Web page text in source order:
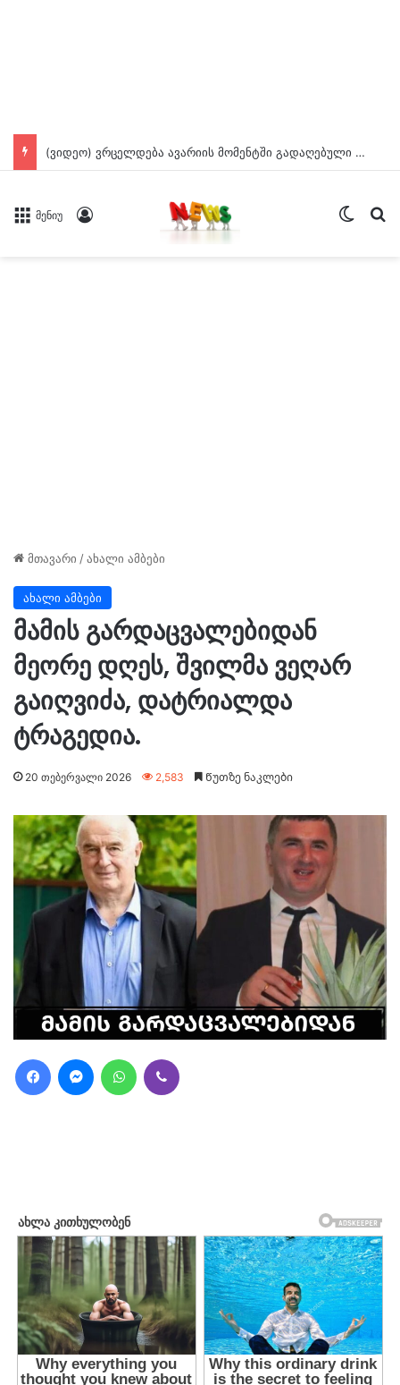
(ვიდეო) ვრცელდება ავარიის მომენტში გადაღებული კადრები ბათუმიდან
მენიუ
მთავარი /ახალი ამბები
ახალი ამბები
მამის გარდაცვალებიდან
მეორე დღეს, შვილმა ვეღარ
გაიღვიძა, დატრიალდა
ტრაგედია.
20 თებერვალი 2026 2,583 Წუთზე ნაკლები
FacebookMessengerWhatsApp